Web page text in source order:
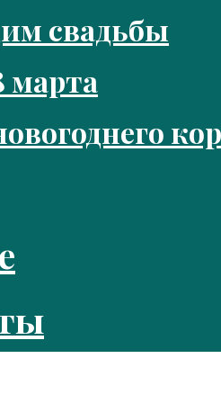
свадьбы
марта